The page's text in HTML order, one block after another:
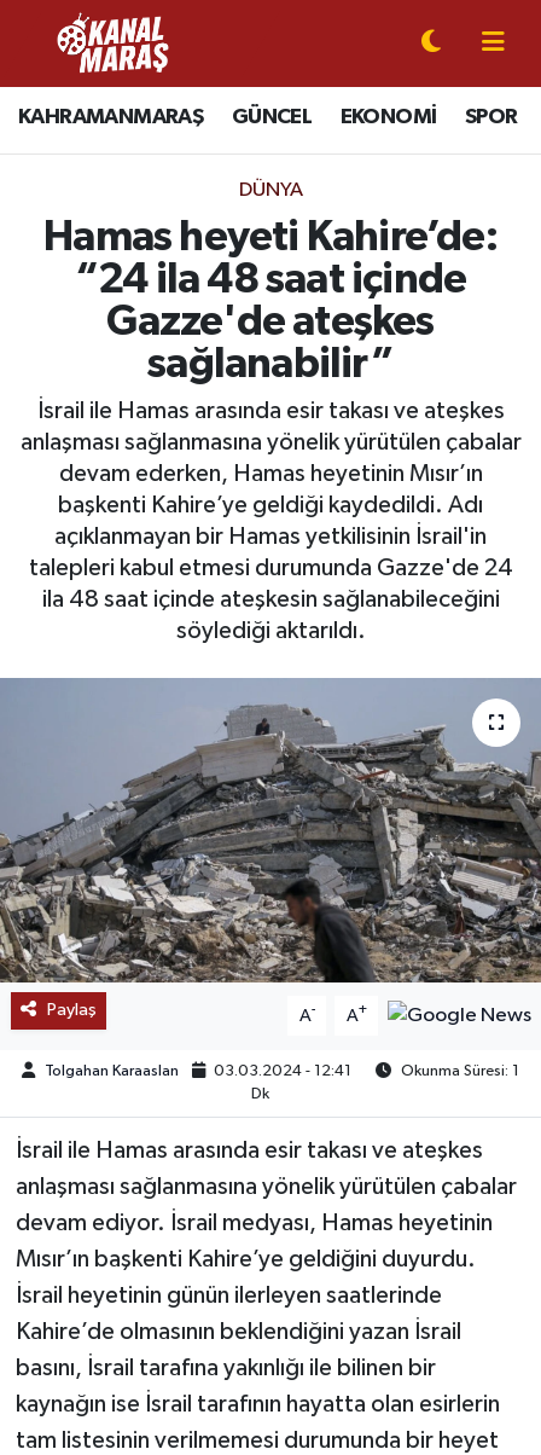
KAHRAMANMARAŞ GÜNCEL EKONOMİ SPOR
DÜNYA
Hamas heyeti Kahire’de:
“24 ila 48 saat içinde
Gazze'de ateşkes
sağlanabilir”
İsrail ile Hamas arasında esir takası ve ateşkes
anlaşması sağlanmasına yönelik yürütülen çabalar
devam ederken, Hamas heyetinin Mısır’ın
başkenti Kahire’ye geldiği kaydedildi. Adı
açıklanmayan bir Hamas yetkilisinin İsrail'in
talepleri kabul etmesi durumunda Gazze'de 24
ila 48 saat içinde ateşkesin sağlanabileceğini
söylediği aktarıldı.
Paylaş A- A+
Tolgahan Karaaslan 03.03.2024 - 12:41
Okunma Süresi: 1
Dk
İsrail ile Hamas arasında esir takası ve ateşkes
anlaşması sağlanmasına yönelik yürütülen çabalar
devam ediyor. İsrail medyası, Hamas heyetinin
Mısır’ın başkenti Kahire’ye geldiğini duyurdu.
İsrail heyetinin günün ilerleyen saatlerinde
Kahire’de olmasının beklendiğini yazan İsrail
basını, İsrail tarafına yakınlığı ile bilinen bir
kaynağın ise İsrail tarafının hayatta olan esirlerin
tam listesinin verilmemesi durumunda bir heyet
CANLI YAYIN
KAHRAMANMARAŞ
SPOR
SİYASET
EKONOMİ
GÜNDEM
MAGAZİN
SAĞLIK
POPÜLER
DÜNYA
TREND
MEDYA
OTOMOTİV
TEKNOLOJİ
YAŞAM
KÜLTÜR SANAT
Kahramanmaraş Nöbetçi Eczaneler
Kahramanmaraş Hava Durumu
Kahramanmaraş Namaz Vakitleri
Kahramanmaraş Trafik Yoğunluk Haritası
Süper Lig Puan Durumu ve Fikstür
Tüm Manşetler
Son Dakika Haberleri
Haber Arşivi